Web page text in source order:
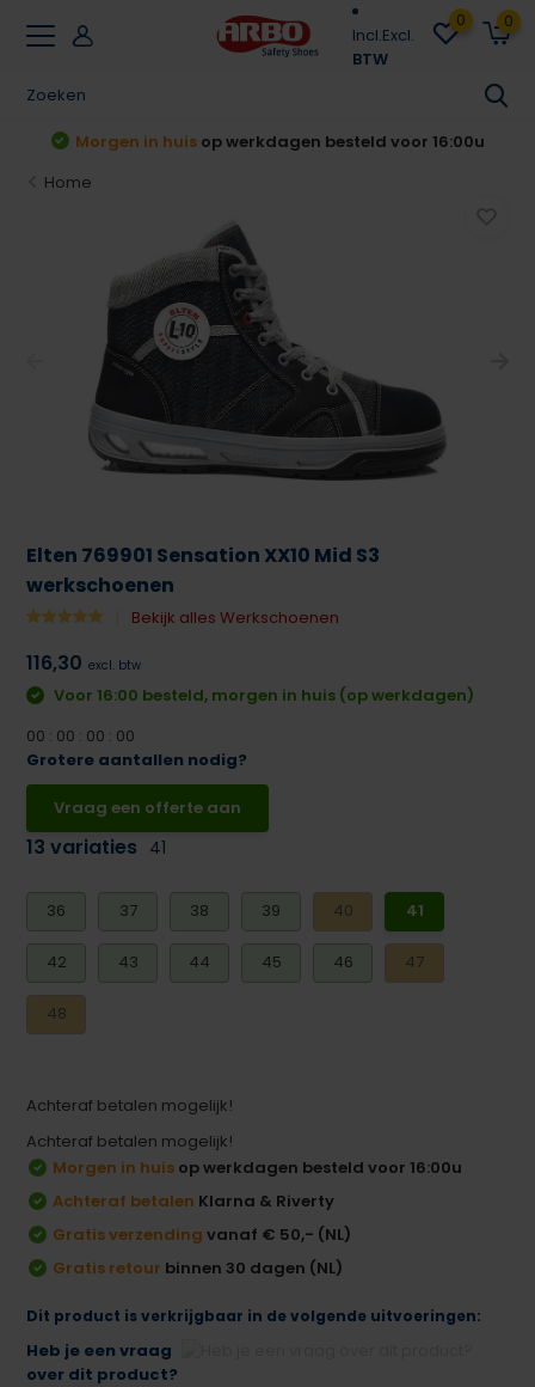
Incl.Excl.
BTW
0 0
Achteraf betalenKlarna & Riverty
Home
Elten 769901 Sensation XX10 Mid S3
werkschoenen
Bekijk alles Werkschoenen
116,30 excl. btw
Voor 16:00 besteld, morgen in huis (op werkdagen)
00 : 00 : 00 : 00
Grotere aantallen nodig?
Vraag een offerte aan
13 variaties 41
36 37 38 39 40 41
42 43 44 45 46 47
48
Achteraf betalen mogelijk!
Achteraf betalen mogelijk!
Morgen in huis op werkdagen besteld voor 16:00u
Achteraf betalen Klarna & Riverty
Gratis verzending vanaf € 50,- (NL)
Gratis retour binnen 30 dagen (NL)
Dit product is verkrijgbaar in de volgende uitvoeringen:
Heb je een vraag
over dit product?